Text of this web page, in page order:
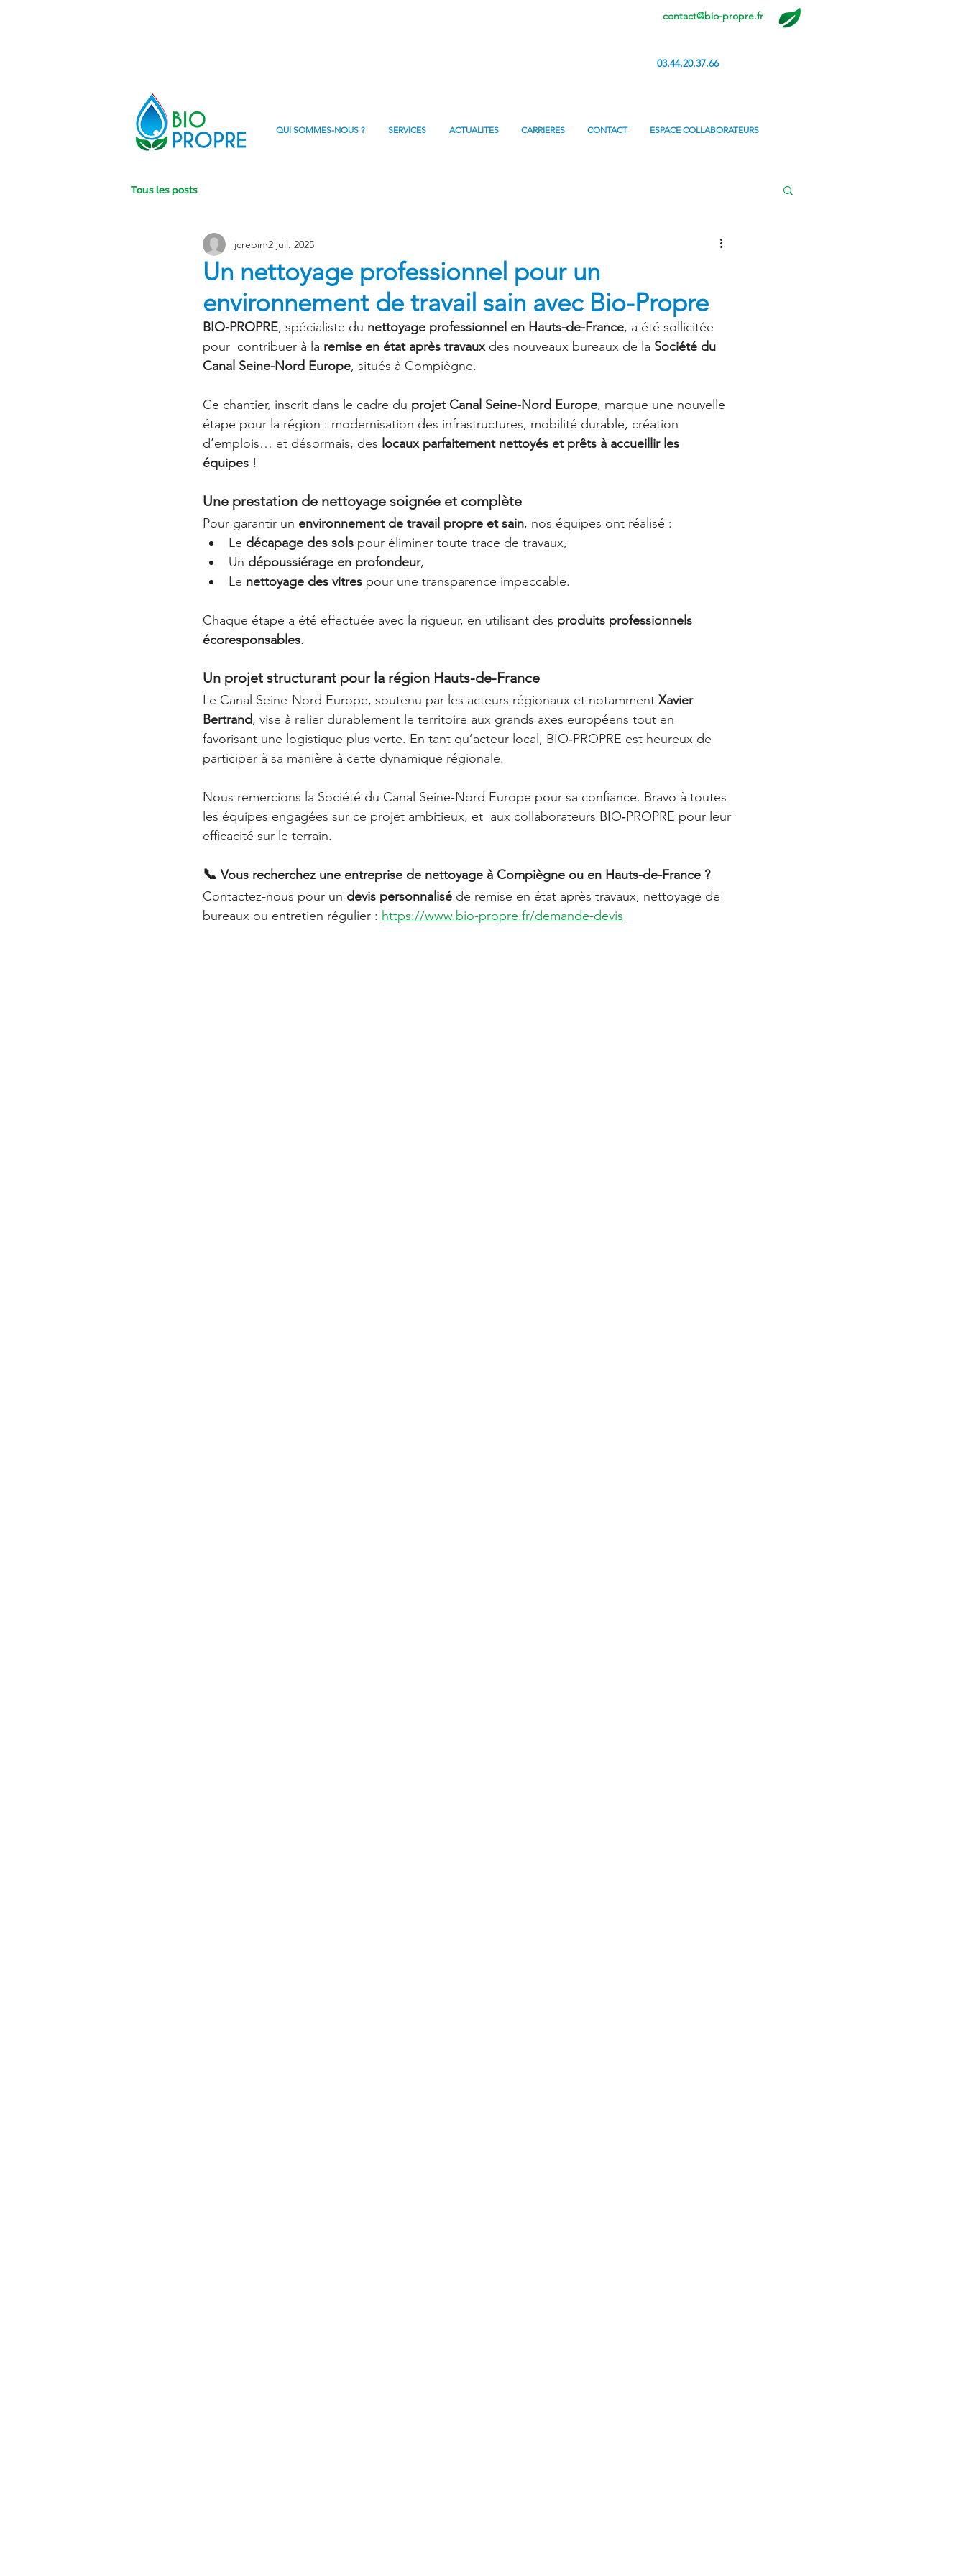
contact@bio-propre.fr
03.44.20.37.66
QUI SOMMES-NOUS ? SERVICES ACTUALITES CARRIERES CONTACT ESPACE COLLABORATEURS
Tous les posts
Un nettoyage professionnel pour un
environnement de travail sain avec Bio-Propre
jcrepin 2 juil. 2025
BIO‑PROPRE, spécialiste du nettoyage professionnel en Hauts-de-France, a été sollicitée
pour  contribuer à la remise en état après travaux des nouveaux bureaux de la Société du
Canal Seine-Nord Europe, situés à Compiègne.
Ce chantier, inscrit dans le cadre du projet Canal Seine-Nord Europe, marque une nouvelle
étape pour la région : modernisation des infrastructures, mobilité durable, création
d’emplois… et désormais, des locaux parfaitement nettoyés et prêts à accueillir les
équipes !
Une prestation de nettoyage soignée et complète
Pour garantir un environnement de travail propre et sain, nos équipes ont réalisé :
Le décapage des sols pour éliminer toute trace de travaux,
Un dépoussiérage en profondeur,
Le nettoyage des vitres pour une transparence impeccable.
Chaque étape a été effectuée avec la rigueur, en utilisant des produits professionnels
écoresponsables.
Un projet structurant pour la région Hauts-de-France
Le Canal Seine-Nord Europe, soutenu par les acteurs régionaux et notamment Xavier
Bertrand, vise à relier durablement le territoire aux grands axes européens tout en
favorisant une logistique plus verte. En tant qu’acteur local, BIO‑PROPRE est heureux de
participer à sa manière à cette dynamique régionale.
Nous remercions la Société du Canal Seine-Nord Europe pour sa confiance. Bravo à toutes
les équipes engagées sur ce projet ambitieux, et  aux collaborateurs BIO‑PROPRE pour leur
efficacité sur le terrain.
📞 Vous recherchez une entreprise de nettoyage à Compiègne ou en Hauts-de-France ?
Contactez-nous pour un devis personnalisé de remise en état après travaux, nettoyage de
bureaux ou entretien régulier : https://www.bio-propre.fr/demande-devis